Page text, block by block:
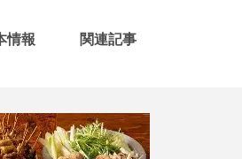
情報 関連記事